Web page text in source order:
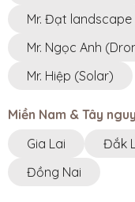
Mr. Đạt landscape
Mr. Ngọc Anh
Mr. Hiệp (Solar)
Miền Nam & Tây
Gia Lai
Đắk
Đồng Nai